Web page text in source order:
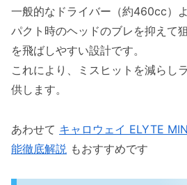
ELYTE MINI DRIVERのユー
めの活用法
ELYTE MINI DRIVERの
ーの悩み解決
おすすめの活用シーン
ELYTE MINI DRIVERの購入
一般的なドライバー（約460cc）
パクト時のヘッドのブレを抑えて
を飛ばしやすい設計です。
これにより、ミスヒットを減らし
供します。
あわせて キャロウェイ ELYTE
能徹底解説 もおすすめです